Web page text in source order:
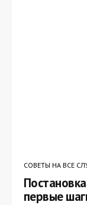
СОВЕТЫ НА ВСЕ
первые